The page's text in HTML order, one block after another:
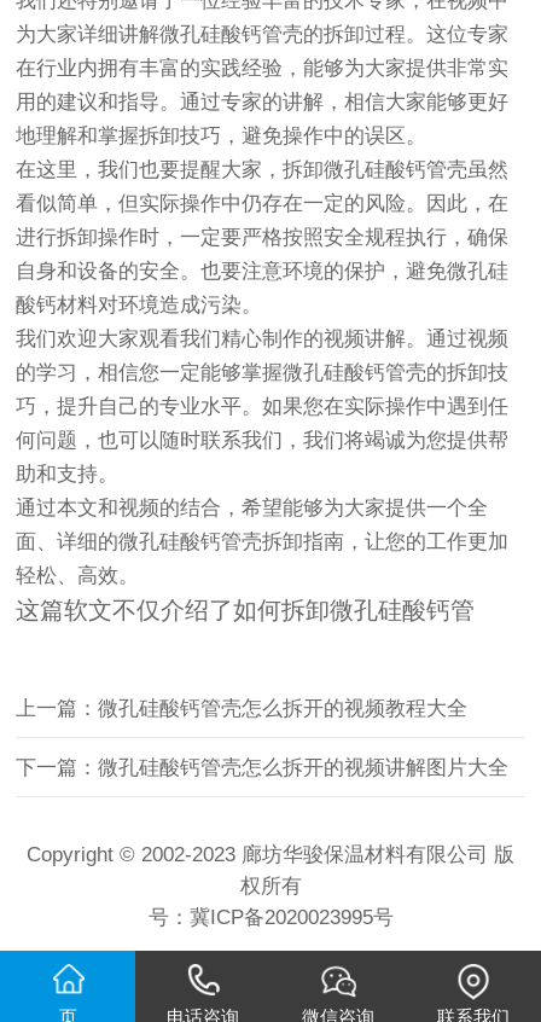
为大家详细讲解微孔硅酸钙管壳的拆卸过程。这位专家
在行业内拥有丰富的实践经验，能够为大家提供非常实
用的建议和指导。通过专家的讲解，相信大家能够更好
地理解和掌握拆卸技巧，避免操作中的误区。
在这里，我们也要提醒大家，拆卸微孔硅酸钙管壳虽然
看似简单，但实际操作中仍存在一定的风险。因此，在
进行拆卸操作时，一定要严格按照安全规程执行，确保
自身和设备的安全。也要注意环境的保护，避免微孔硅
酸钙材料对环境造成污染。
我们欢迎大家观看我们精心制作的视频讲解。通过视频
的学习，相信您一定能够掌握微孔硅酸钙管壳的拆卸技
巧，提升自己的专业水平。如果您在实际操作中遇到任
何问题，也可以随时联系我们，我们将竭诚为您提供帮
助和支持。
通过本文和视频的结合，希望能够为大家提供一个全
面、详细的微孔硅酸钙管壳拆卸指南，让您的工作更加
轻松、高效。
这篇软文不仅介绍了如何拆卸微孔硅酸钙管
上一篇：微孔硅酸钙管壳怎么拆开的视频教程大全
下一篇：微孔硅酸钙管壳怎么拆开的视频讲解图片大全
Copyright © 2002-2023 廊坊华骏保温材料有限公司 版
权所有
号： 冀ICP备2020023995号
页 电话咨询 微信咨询 联系我们